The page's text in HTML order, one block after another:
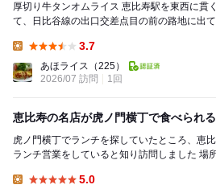
厚切り牛タンオムライス 恵比寿駅を東西に貫く大通り沿いを少し歩い
て、日比谷線の出口交差点目の前の路地に出
3.7
あほライス （225）
2026/07 訪問
1回
恵比寿の名店が虎ノ門横丁で食べられる
虎ノ門横丁でランチを探していたところ、恵
ランチ営業をしていると知り訪問しました 場所は虎ノ門ヒルズ ビジネス
5.0